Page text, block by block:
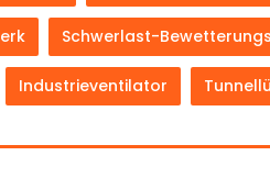
Schwerlast-
Industrieventilator